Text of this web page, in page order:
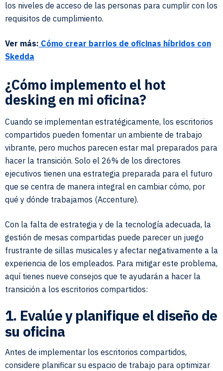
los niveles de acceso de las personas para cumplir con los
requisitos de cumplimiento.
Ver más: Cómo crear barrios de oficinas híbridos con
Skedda
¿Cómo implemento el hot
desking en mi oficina?
Cuando se implementan estratégicamente, los escritorios
compartidos pueden fomentar un ambiente de trabajo
vibrante, pero muchos parecen estar mal preparados para
hacer la transición. Solo el 26% de los directores
ejecutivos tienen una estrategia preparada para el futuro
que se centra de manera integral en cambiar cómo, por
qué y dónde trabajamos (Accenture).
Con la falta de estrategia y de la tecnología adecuada, la
gestión de mesas compartidas puede parecer un juego
frustrante de sillas musicales y afectar negativamente a la
experiencia de los empleados. Para mitigar este problema,
aquí tienes nueve consejos que te ayudarán a hacer la
transición a los escritorios compartidos:
1. Evalúe y planifique el diseño de
su oficina
Antes de implementar los escritorios compartidos,
considere planificar su espacio de trabajo para optimizar